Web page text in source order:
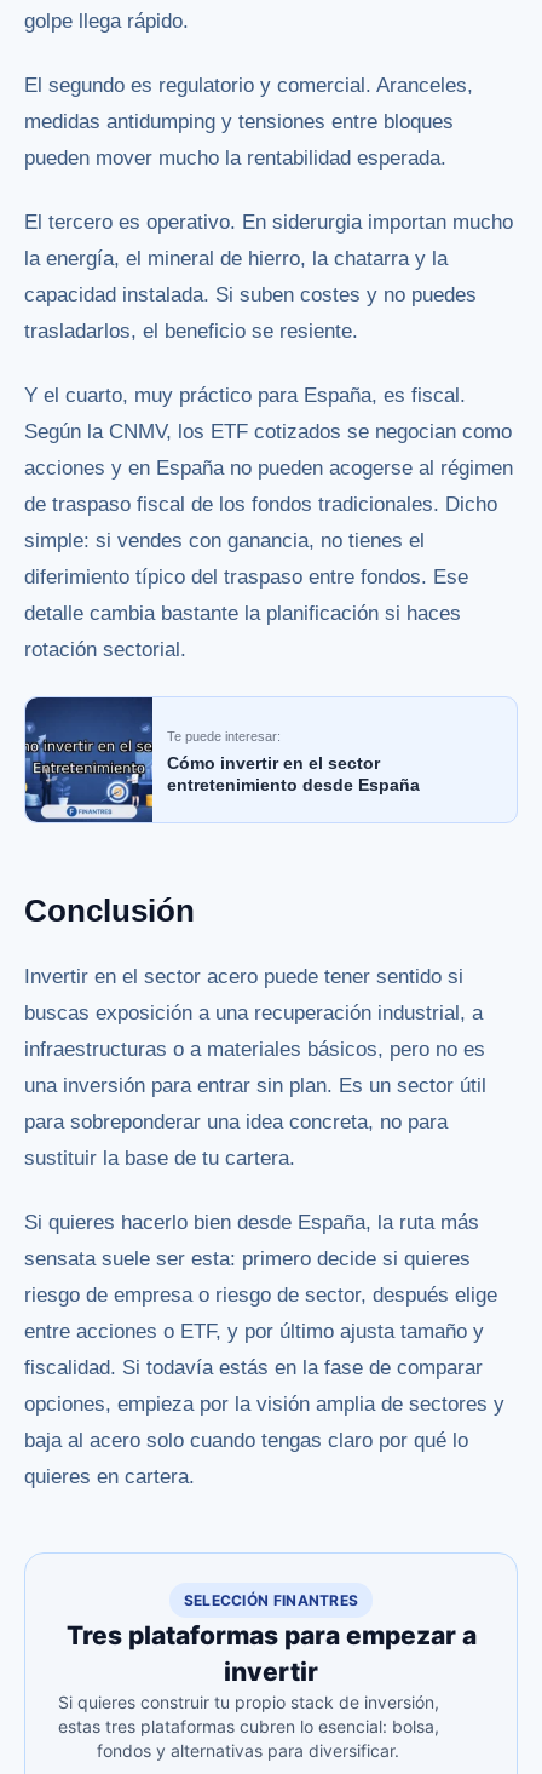
golpe llega rápido.
El segundo es regulatorio y comercial. Aranceles,
medidas antidumping y tensiones entre bloques
pueden mover mucho la rentabilidad esperada.
El tercero es operativo. En siderurgia importan mucho
la energía, el mineral de hierro, la chatarra y la
capacidad instalada. Si suben costes y no puedes
trasladarlos, el beneficio se resiente.
Y el cuarto, muy práctico para España, es fiscal.
Según la CNMV, los ETF cotizados se negocian como
acciones y en España no pueden acogerse al régimen
de traspaso fiscal de los fondos tradicionales. Dicho
simple: si vendes con ganancia, no tienes el
diferimiento típico del traspaso entre fondos. Ese
detalle cambia bastante la planificación si haces
rotación sectorial.
Te puede interesar:
Cómo invertir en el sector
entretenimiento desde España
Conclusión
Invertir en el sector acero puede tener sentido si
buscas exposición a una recuperación industrial, a
infraestructuras o a materiales básicos, pero no es
una inversión para entrar sin plan. Es un sector útil
para sobreponderar una idea concreta, no para
sustituir la base de tu cartera.
Si quieres hacerlo bien desde España, la ruta más
sensata suele ser esta: primero decide si quieres
riesgo de empresa o riesgo de sector, después elige
entre acciones o ETF, y por último ajusta tamaño y
fiscalidad. Si todavía estás en la fase de comparar
opciones, empieza por la visión amplia de sectores y
baja al acero solo cuando tengas claro por qué lo
quieres en cartera.
SELECCIÓN FINANTRES
Tres plataformas para empezar a
invertir
Si quieres construir tu propio stack de inversión,
estas tres plataformas cubren lo esencial: bolsa,
fondos y alternativas para diversificar.